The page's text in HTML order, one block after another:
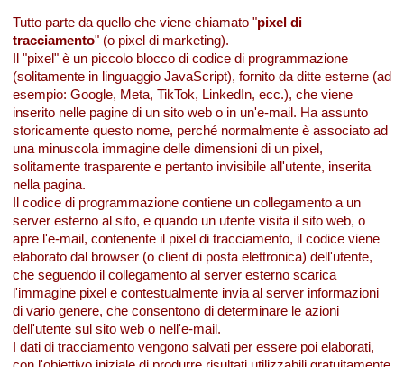
Tutto parte da quello che viene chiamato "pixel di
tracciamento" (o pixel di marketing).
Il "pixel" è un piccolo blocco di codice di programmazione
(solitamente in linguaggio JavaScript), fornito da ditte esterne (ad
esempio: Google, Meta, TikTok, LinkedIn, ecc.), che viene
inserito nelle pagine di un sito web o in un'e-mail. Ha assunto
storicamente questo nome, perché normalmente è associato ad
una minuscola immagine delle dimensioni di un pixel,
solitamente trasparente e pertanto invisibile all'utente, inserita
nella pagina.
Il codice di programmazione contiene un collegamento a un
server esterno al sito, e quando un utente visita il sito web, o
apre l'e-mail, contenente il pixel di tracciamento, il codice viene
elaborato dal browser (o client di posta elettronica) dell'utente,
che seguendo il collegamento al server esterno scarica
l'immagine pixel e contestualmente invia al server informazioni
di vario genere, che consentono di determinare le azioni
dell'utente sul sito web o nell'e-mail.
I dati di tracciamento vengono salvati per essere poi elaborati,